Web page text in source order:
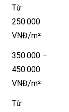
Từ
250.000
VNĐ/m²
350.000 –
450.000
VNĐ/m²
Từ